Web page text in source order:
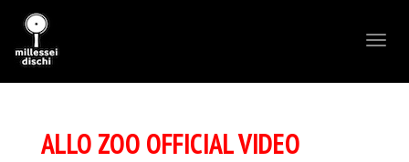
ALLO ZOO OFFICIAL VIDEO